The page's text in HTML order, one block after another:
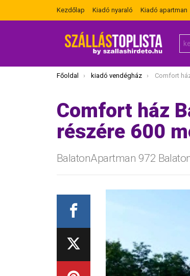
Kezdőlap Kiadó nyaraló Kiadó apartman
for:
Itt vagy most:
Főoldal kiadó vendégház Comfort ház
Comfort ház
részére 600
BalatonApartman 972